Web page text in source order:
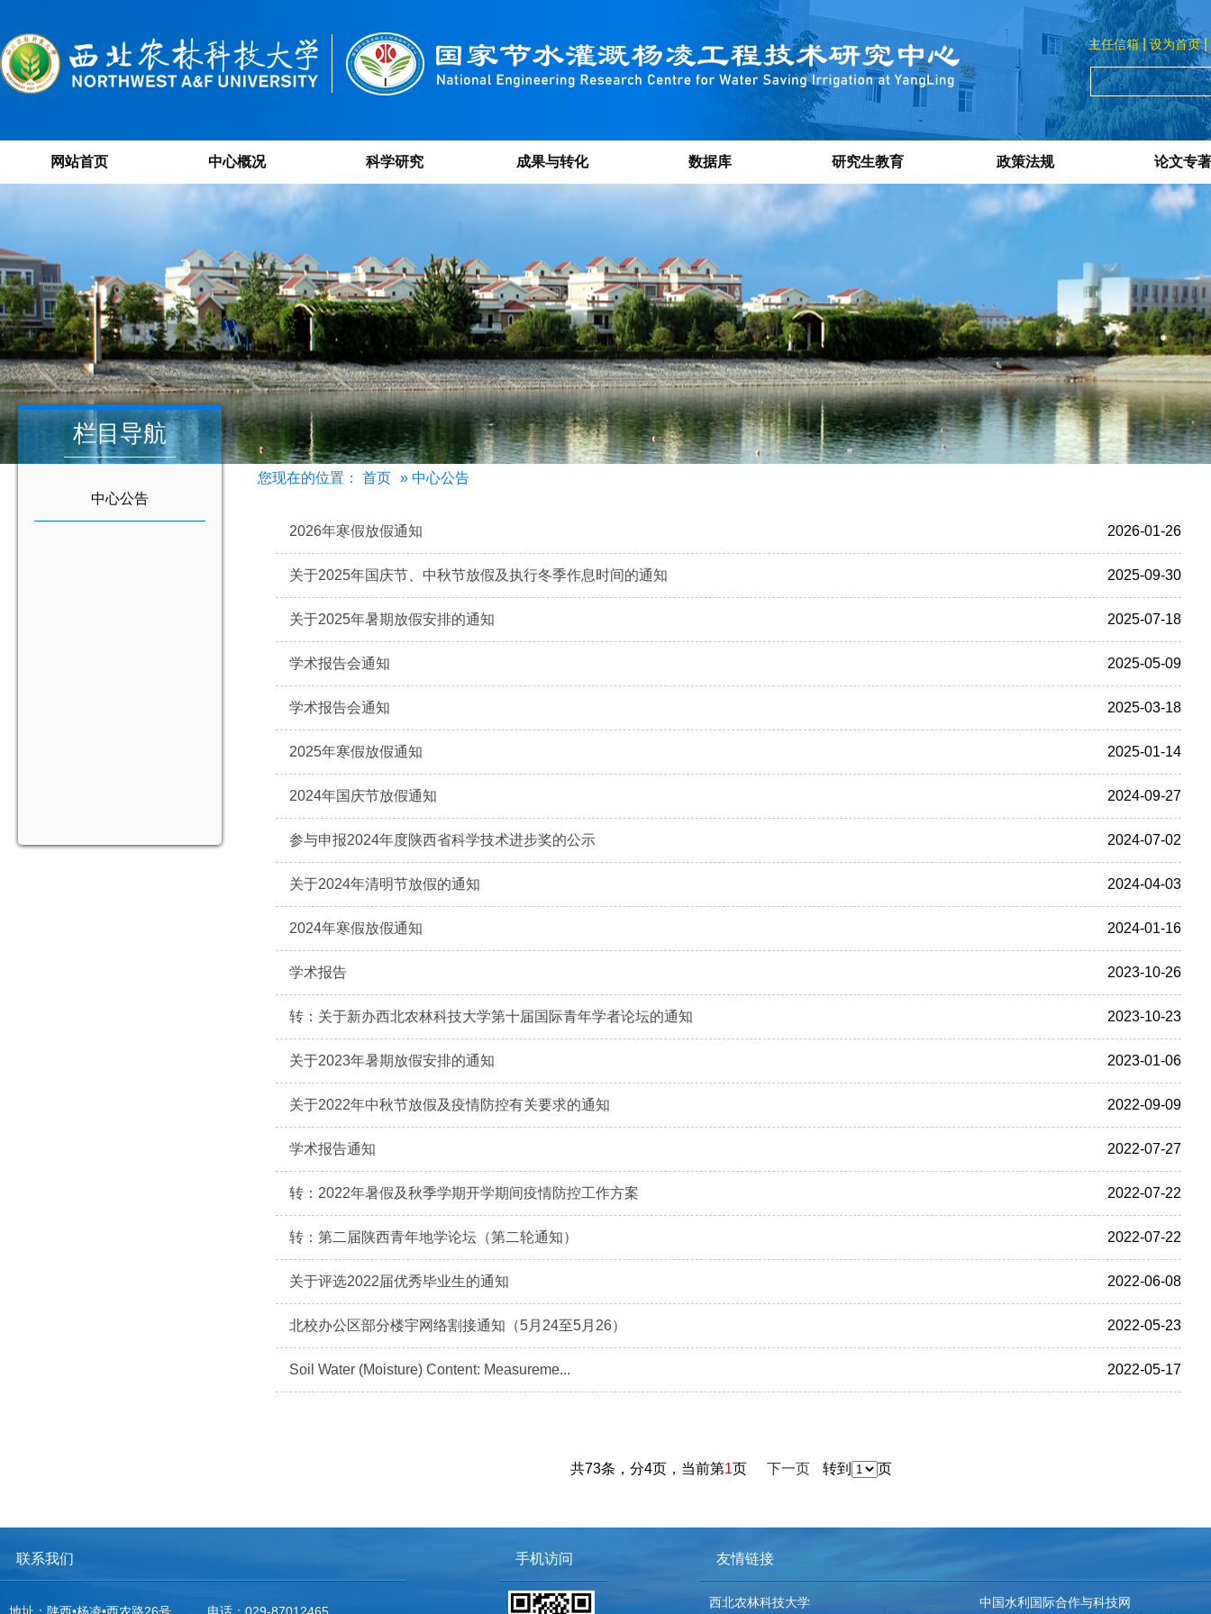
主任信箱|设为首页|
网站首页 中心概况 科学研究 成果与转化 数据库 研究生教育 政策法规 论文专著
栏目导航
中心公告
您现在的位置： 首页 » 中心公告
2026-01-26
2026年寒假放假通知
2025-09-30
关于2025年国庆节、中秋节放假及执行冬季作息时间的通知
2025-07-18
关于2025年暑期放假安排的通知
2025-05-09
学术报告会通知
2025-03-18
学术报告会通知
2025-01-14
2025年寒假放假通知
2024-09-27
2024年国庆节放假通知
2024-07-02
参与申报2024年度陕西省科学技术进步奖的公示
2024-04-03
关于2024年清明节放假的通知
2024-01-16
2024年寒假放假通知
2023-10-26
学术报告
2023-10-23
转：关于新办西北农林科技大学第十届国际青年学者论坛的通知
2023-01-06
关于2023年暑期放假安排的通知
2022-09-09
关于2022年中秋节放假及疫情防控有关要求的通知
2022-07-27
学术报告通知
2022-07-22
转：2022年暑假及秋季学期开学期间疫情防控工作方案
2022-07-22
转：第二届陕西青年地学论坛（第二轮通知）
2022-06-08
关于评选2022届优秀毕业生的通知
2022-05-23
北校办公区部分楼宇网络割接通知（5月24至5月26）
2022-05-17
Soil Water (Moisture) Content: Measureme...
共73条，分4页，当前第1页 下一页 转到 页
联系我们 手机访问 友情链接
西北农林科技大学 中国水利国际合作与科技网